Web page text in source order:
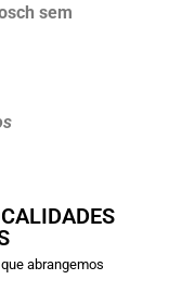
sem
abrangemos